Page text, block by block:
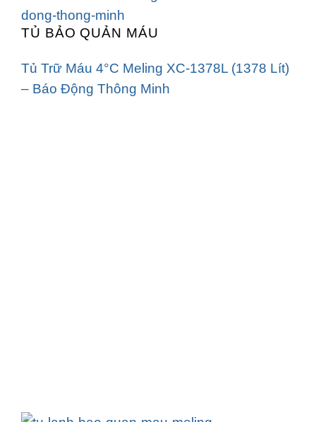
TỦ BẢO QUẢN MÁU
Tủ Trữ Máu 4°C Meling XC-1378L (1378 Lít)
– Báo Động Thông Minh